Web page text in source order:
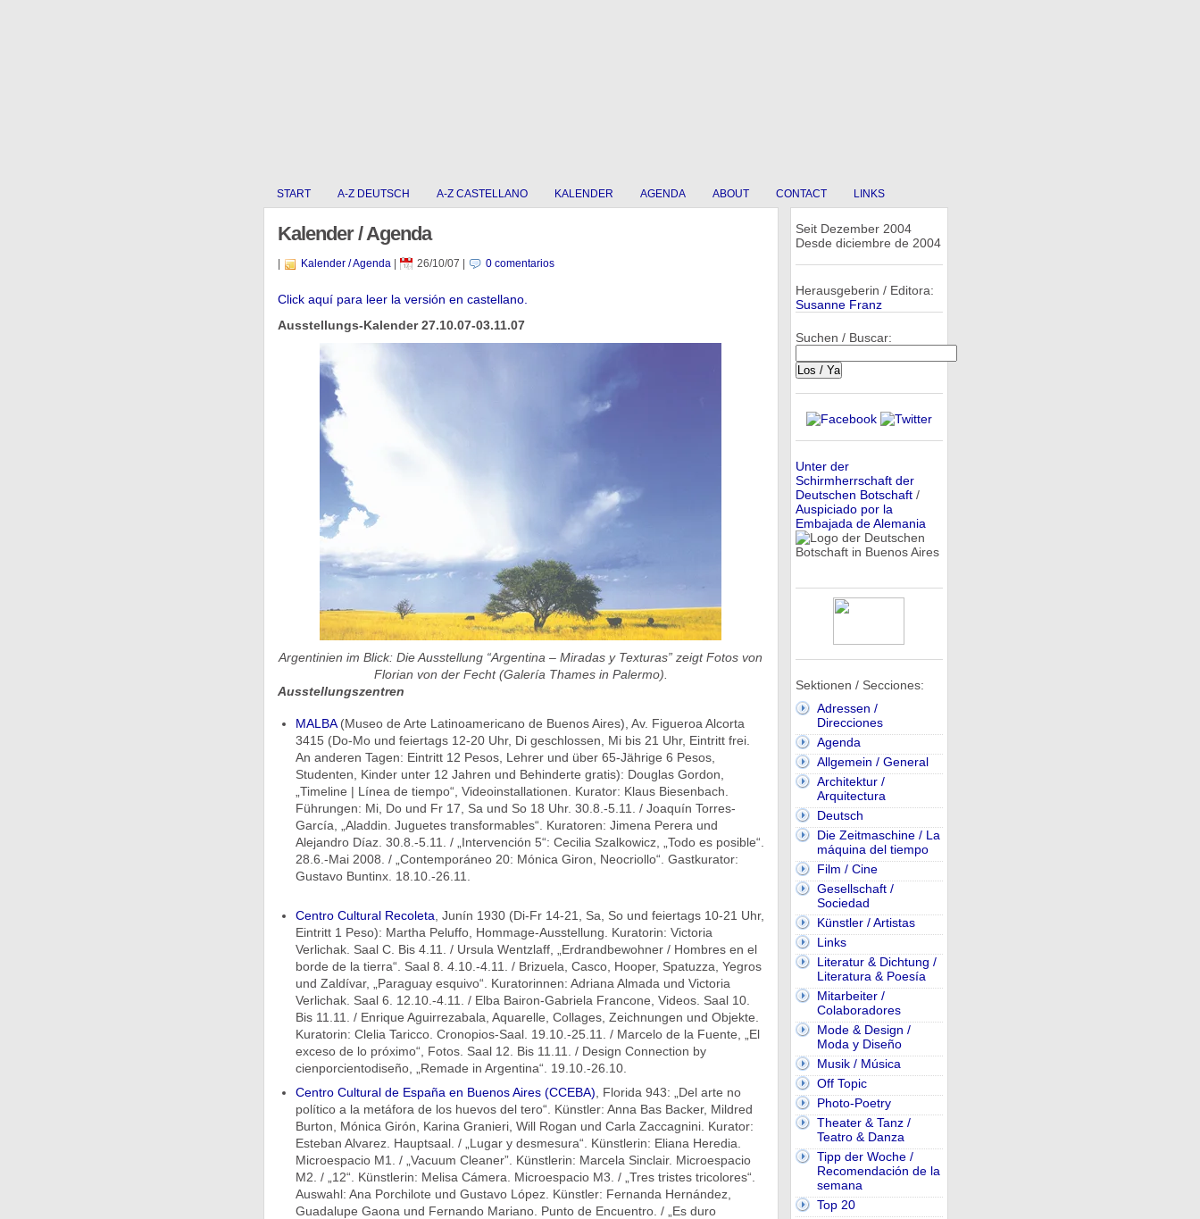
START A-Z DEUTSCH A-Z CASTELLANO KALENDER AGENDA ABOUT CONTACT LINKS
Kalender / Agenda
Kalender / Agenda| 26/10/07 0 comentarios
Click aquí para leer la versión en castellano.
Ausstellungs-Kalender 27.10.07-03.11.07
Argentinien im Blick: Die Ausstellung “Argentina – Miradas y Texturas” zeigt Fotos von
Florian von der Fecht (Galería Thames in Palermo).
Ausstellungszentren
MALBA(Museo de Arte Latinoamericano de Buenos Aires), Av. Figueroa Alcorta
3415 (Do-Mo und feiertags 12-20 Uhr, Di geschlossen, Mi bis 21 Uhr, Eintritt frei.
An anderen Tagen: Eintritt 12 Pesos, Lehrer und über 65-Jährige 6 Pesos,
Studenten, Kinder unter 12 Jahren und Behinderte gratis): Douglas Gordon,
„Timeline | Línea de tiempo“, Videoinstallationen. Kurator: Klaus Biesenbach.
Führungen: Mi, Do und Fr 17, Sa und So 18 Uhr. 30.8.-5.11. / Joaquín Torres-
García, „Aladdin. Juguetes transformables“. Kuratoren: Jimena Perera und
Alejandro Díaz. 30.8.-5.11. / „Intervención 5“: Cecilia Szalkowicz, „Todo es posible“.
28.6.-Mai 2008. / „Contemporáneo 20: Mónica Giron, Neocriollo“. Gastkurator:
Gustavo Buntinx. 18.10.-26.11.
Centro Cultural Recoleta , Junín 1930 (Di-Fr 14-21, Sa, So und feiertags 10-21 Uhr,
Eintritt 1 Peso): Martha Peluffo, Hommage-Ausstellung. Kuratorin: Victoria
Verlichak. Saal C. Bis 4.11. / Ursula Wentzlaff, „Erdrandbewohner / Hombres en el
borde de la tierra“. Saal 8. 4.10.-4.11. / Brizuela, Casco, Hooper, Spatuzza, Yegros
und Zaldívar, „Paraguay esquivo“. Kuratorinnen: Adriana Almada und Victoria
Verlichak. Saal 6. 12.10.-4.11. / Elba Bairon-Gabriela Francone, Videos. Saal 10.
Bis 11.11. / Enrique Aguirrezabala, Aquarelle, Collages, Zeichnungen und Objekte.
Kuratorin: Clelia Taricco. Cronopios-Saal. 19.10.-25.11. / Marcelo de la Fuente, „El
exceso de lo próximo“, Fotos. Saal 12. Bis 11.11. / Design Connection by
cienporcientodiseño, „Remade in Argentina“. 19.10.-26.10.
Centro Cultural de España en Buenos Aires (CCEBA) , Florida 943: „Del arte no
político a la metáfora de los huevos del tero“. Künstler: Anna Bas Backer, Mildred
Burton, Mónica Girón, Karina Granieri, Will Rogan und Carla Zaccagnini. Kurator:
Esteban Alvarez. Hauptsaal. / „Lugar y desmesura“. Künstlerin: Eliana Heredia.
Microespacio M1. / „Vacuum Cleaner”. Künstlerin: Marcela Sinclair. Microespacio
M2. / „12“. Künstlerin: Melisa Cámera. Microespacio M3. / „Tres tristes tricolores“.
Auswahl: Ana Porchilote und Gustavo López. Künstler: Fernanda Hernández,
Guadalupe Gaona und Fernando Mariano. Punto de Encuentro. / „Es duro
Seit Dezember 2004
Desde diciembre de 2004
Herausgeberin / Editora:
Susanne Franz
Suchen / Buscar:
Unter der
Schirmherrschaft der
Deutschen Botschaft/
Auspiciado por la
Embajada de Alemania
Sektionen / Secciones:
Adressen /
Direcciones
Agenda
Allgemein / General
Architektur /
Arquitectura
Deutsch
Die Zeitmaschine / La
máquina del tiempo
Film / Cine
Gesellschaft /
Sociedad
Künstler / Artistas
Links
Literatur & Dichtung /
Literatura & Poesía
Mitarbeiter /
Colaboradores
Mode & Design /
Moda y Diseño
Musik / Música
Off Topic
Photo-Poetry
Theater & Tanz /
Teatro & Danza
Tipp der Woche /
Recomendación de la
semana
Top 20